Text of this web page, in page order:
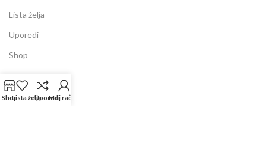
Lista želja
Uporedi
Shop
INFORMACIJE
ShopLista željaUporediMoj račun